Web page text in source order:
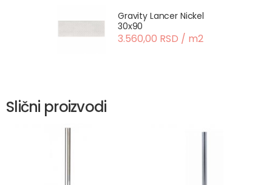
Gravity Lancer Nickel
30x90
3.560,00 RSD / m2
Slični proizvodi